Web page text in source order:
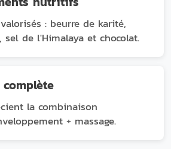
: beurre de karité,
sel de l'Himalaya et chocolat.
la combinaison
+ massage.